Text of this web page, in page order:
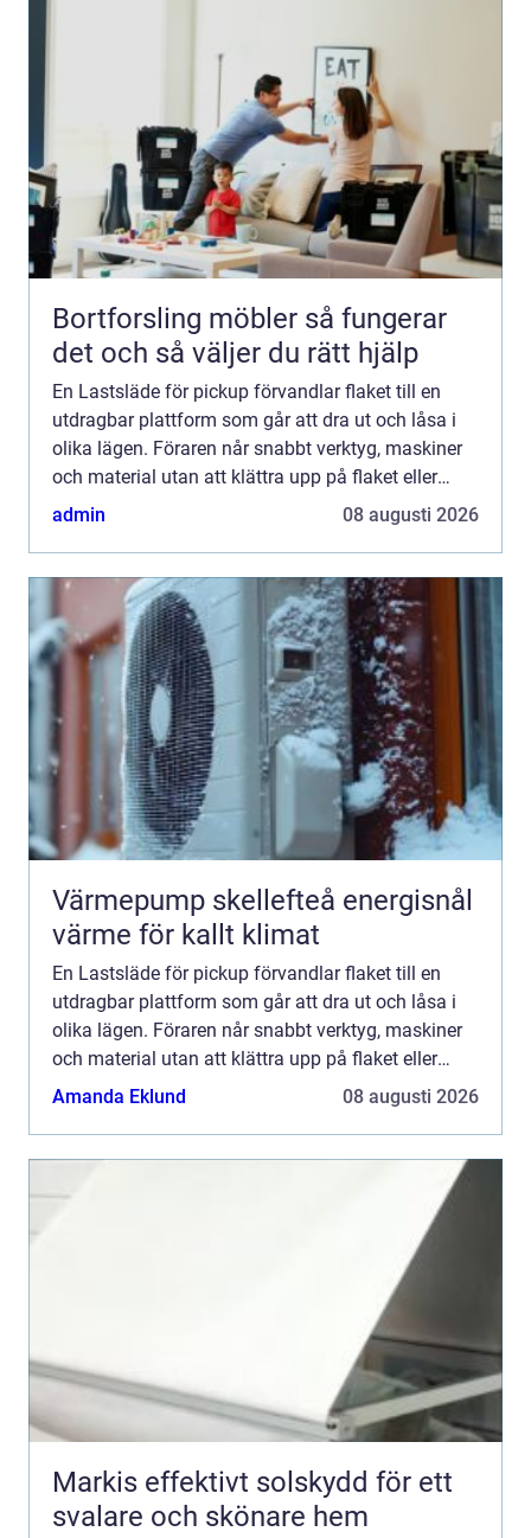
Bortforsling möbler så fungerar
det och så väljer du rätt hjälp
En Lastsläde för pickup förvandlar flaket till en
utdragbar plattform som går att dra ut och låsa i
olika lägen. Föraren når snabbt verktyg, maskiner
och material utan att klättra upp på flaket eller
göra tunga, vridna lyft. Resultatet blir snabbare ...
admin 08 augusti 2026
Värmepump skellefteå energisnål
värme för kallt klimat
En Lastsläde för pickup förvandlar flaket till en
utdragbar plattform som går att dra ut och låsa i
olika lägen. Föraren når snabbt verktyg, maskiner
och material utan att klättra upp på flaket eller
göra tunga, vridna lyft. Resultatet blir snabbare ...
Amanda Eklund 08 augusti 2026
Markis effektivt solskydd för ett
svalare och skönare hem